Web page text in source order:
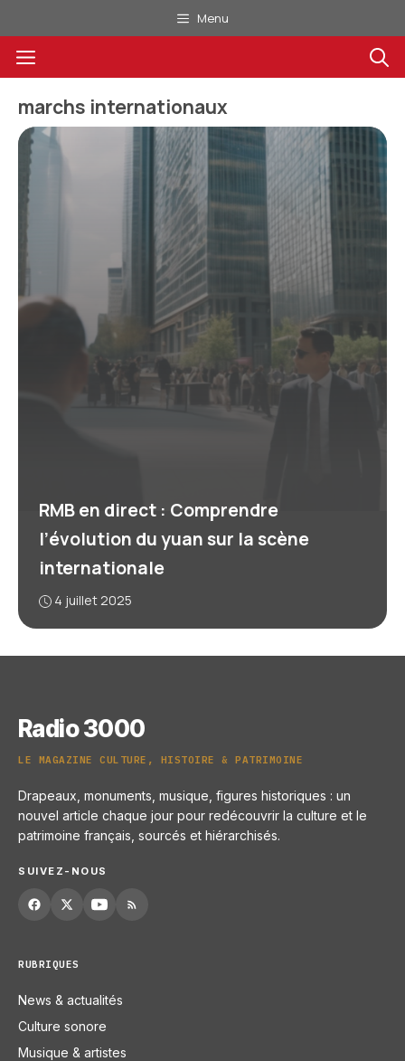
au
contenu
Menu
Menu
marchs internationaux
RMB en direct : Comprendre
l’évolution du yuan sur la scène
internationale
4 juillet 2025
Radio 3000
LE MAGAZINE CULTURE, HISTOIRE & PATRIMOINE
Drapeaux, monuments, musique, figures historiques : un
nouvel article chaque jour pour redécouvrir la culture et le
patrimoine français, sourcés et hiérarchisés.
SUIVEZ-NOUS
RUBRIQUES
News & actualités
Culture sonore
Musique & artistes